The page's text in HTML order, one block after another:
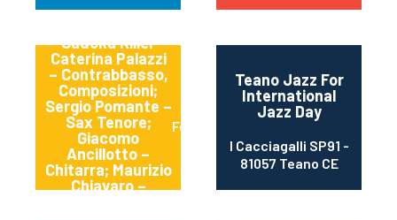
Sudoku Killer
Caterina Palazzi
– Contrabbasso,
Composizioni;
Sergio Pomante –
Sax Tenore;
Giacomo
Ancillotto –
Chitarra; Maurizio
Chiavaro –
Formia
Teano Jazz For
International
Jazz Day
I Cacciagalli SP91 -
81057 Teano CE